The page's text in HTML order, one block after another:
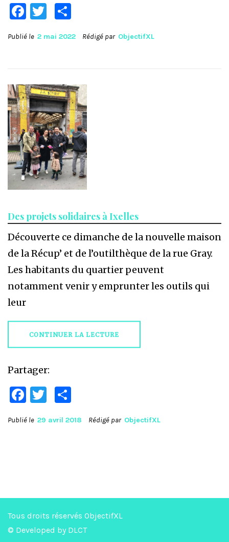
Facebook
Twitter
Publié le 2 mai 2022 Rédigé par ObjectifXL
Des projets solidaires à Ixelles
Découverte ce dimanche de la nouvelle maison
de la Récup’ et de l’outilthèque de la rue Gray.
Les habitants du quartier peuvent
notamment venir y emprunter les outils qui
leur
CONTINUER LA LECTURE
Partager:
Facebook
Twitter
Publié le 29 avril 2018 Rédigé par ObjectifXL
Tous droits réservés ObjectifXL
© Developed by DLCT